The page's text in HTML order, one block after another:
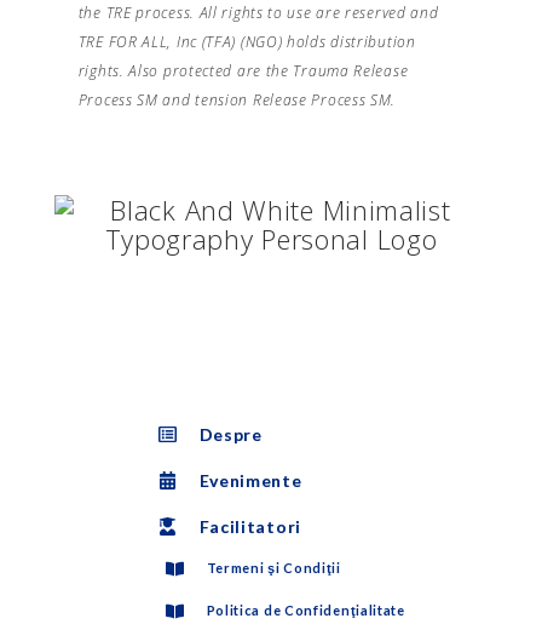
the TRE process. All rights to use are reserved and
TRE FOR ALL, Inc (TFA) (NGO) holds distribution
rights. Also protected are the Trauma Release
Process SM and tension Release Process SM.
Despre
Evenimente
Facilitatori
Termeni şi Condiţii
Politica de Confidenţialitate